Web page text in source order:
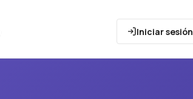
Iniciar sesión